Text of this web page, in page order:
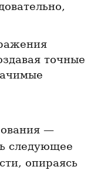
точные
—
следующее
опираясь